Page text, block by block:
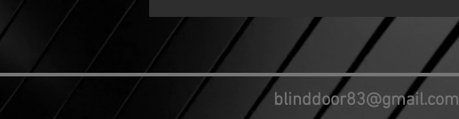
blinddoor83@gmail.com